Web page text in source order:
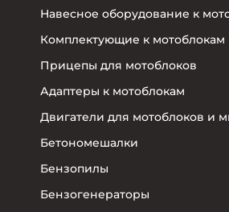
Навесное оборудование к
Комплектующие к мотоблокам
Прицепы для мотоблоков
Адаптеры к мотоблокам
Двигатели для мотоблоков и
Бетономешалки
Бензопилы
Бензогенераторы